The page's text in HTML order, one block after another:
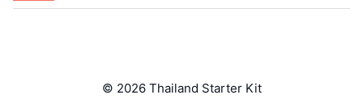
© 2026 Thailand Starter Kit